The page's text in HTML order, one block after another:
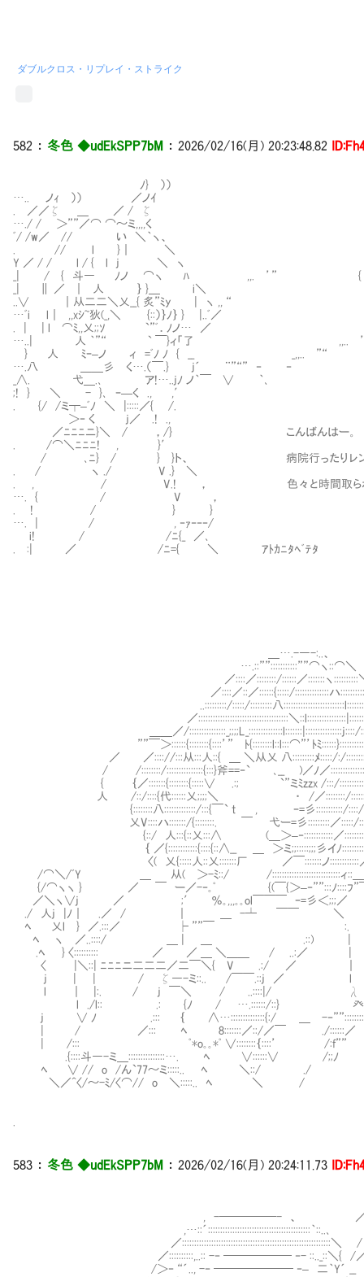
ダブルクロス・リプレイ・ストライク
582 ： 冬色 ◆udEkSPP7bM ： 2026/02/16(月) 20:23:48.82
ﾉ} ））
….. ノｨ ）） ／ノｲ
. ／／ζ ＿ ／ / ζ
…./ / ＞””／⌒ ⌒～ミ,,,,く
ﾞ/ /w／ // い ＼｀ヽ、
. // l }｜ ＼
Y ／ / / l / { l j ＼ ヽ
_| / { 斗― ﾉノ ⌒ヽ ﾊ ,,.
_| ∥ ／ ｜ 人 ｝ }＿ i＼
..∨ ｜从二二＼乂__{ 炙”ﾐy | ヽ ,,
…ﾞi l｜ ,,xｼ~狄(_,＼ {::）｝ﾉ｝ } |..ﾞ
. | | l ⌒ﾐ,,乂;;ｿ `”ﾞ．ﾉノ… ／
…..| 人 ｀”“ ` ￣}ィ「了 ,,..
} 人 ﾐｰ–ノ ィ =ﾞﾉ ﾉ { __ _,,.. ”“
….八 ＿＿彡 く….（￣.} j´ ¨”“” ‐ ‐
_∧. 弋＿.､ ア!…..jﾉ ノ｀￣ ∨ ｀､
;! } ＼ - }､ ｰ—く ., ,′
. {/ /ミ┬–ﾞﾉ ＼ |:::::／{ /.
＞‐ く j／ .! .,
／ﾆﾆﾆニ}＼ / ，/} こんばんはー。
. /⌒＼ﾆﾆﾆ! , }′
/ ､ﾆ} / } }ト、 病院行ったりレンジが
. / ヽ ./ V .} ＼
. , / V.! ， 色々と時間取られてしまって
…. { / V ，
. ! / } }
…. | / , ‐ｧ‐‐‐/
i! / /ﾆ{_ ／､
. :| ／ /ﾆ={ ＼ ｱﾄｶﾆﾀﾍﾞﾃﾀ
＿….-―-:..、
….::””:::::::::::””⌒ヽ::⌒＼
／::::／::::::::/::::::／:::::::ヽ::::::::::
／::::／::／::::::{:::::/::::::::::::::ハ
..:::::::::/:::::/:::::::::八
／:::::::::::::::::::::::::::::::::::::＼::l::::::::::::::::|:::::::ﾊ
＿＿／/:::::::::::::::_;;;;L_::::::::::::::l:::::::|:::::::::::::::j::::/
””￣＞::::::{::::::::{::::’” ﾄ{::::::::l::l:::⌒”’ﾄﾐ
／ ／:::://:::从:::人::{ ＿ ＼从乂 八:::::::::ﾒ:::::/:/
/ /::::::::/:::::::::::::::{:::}斧==‐` ､__ )／ﾉ／
{ ｛／:::::::{::::::::{:::::∨ .:; `”ミﾐzzx /:::/
人 /::/::::{代::::::乂;;;;＼ ・ /／::::::::/
{::::::::八:::::::::::::/:::{￣` t , ｰ=彡:::::::::::/::::/
乂V::::ハ:::::::/{::::::::. ￣ 弋ー=彡:::::::::／:::::/
{::/ 人:::{::乂:::∧ (＿＞–‐::::::::::::／
｛ ／{::::::::::::{::::{::∧__ ＿ ＞ミ;;:::::;;;彡イﾉ:::::::::::::/
〈( 乂{:::::人::乂:::::::厂 ／￣:::::::ノ::::::::::::／:::::
/⌒＼/ﾞY ＿ 从( ＞-ﾐ::/ /::::::::::::::::::::::::::::ィ::＿／
{/⌒ヽヽ } ／ ￣ ー／-‐｡ﾟ {(￣{＞–‐””:::ﾉ::::ﾌ”
／＼ヽ∨j ／ ;′ ％｡,,,｡｡ol￣￣￣ ｰ=彡＜;;;／ 思
./ 人j |ﾉ｜ .／ / ｜ ＿ -┴ ￣￣ ＼
ﾍ 乂l } ／.:::／ ├ ””￣ :. よし、準備ができた
ﾍ ヽ ／..::::/ ＿ | ＿ .::) |
.ﾍ } 〈:::::::::: ／ ／ ＿ ＼＿＿ / ..:／ | 長くな
〈 |＼::| ﾆﾆﾆニ二二二／二￣＼{ V .:/ ／ ｜
j | | / ζ―-ミ::.. /￣￣.::j ／ l ちなみにバレン
l ｜ |:. / j ￣＼ / ..::::|/ λ
l ./l:: .: {ﾉ / ….::::::/::} 癶Y というツッコ
j ∨ ﾉ .::: ｛ ∧…::::::::::::::{:/ ＿ -‐””::::::::
| / ／::: ﾍ 8:::::::／::/／￣ ./::::::／
| /::: ﾟ*o｡｡*ﾟ ∨::::::::｛::::’ /:f””
.{::::斗―-ミ＿:::::::::::::::…. ﾍ ∨::::::∨ /;;ﾉ
ﾍ ∨ // o /ん`77～ミ:::::.. ﾍ ＼::/ ./
＼／^〈/～-ﾐ/〈⌒// o ＼:::::.. ﾍ ＼ /
583 ： 冬色 ◆udEkSPP7bM ： 2026/02/16(月) 20:24:11.73
, -─────- 、 ／ |
,…::´::::::::::::::::::::::::::::::::::::::::::｀
／
／::::::::::,..:: -‐ ────── ‐- ::.._::＼{ /
/＞‐ “´.., -‐ ─────── ‐– 二｀Y´